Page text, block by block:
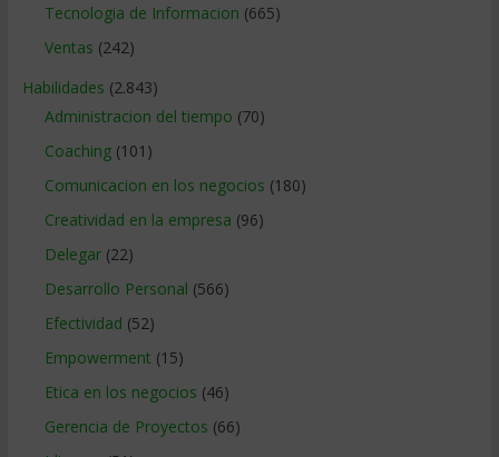
Tecnologia de Informacion (665)
Ventas (242)
Habilidades (2.843)
Administracion del tiempo (70)
Coaching(101)
Comunicacion en los negocios (180)
Creatividad en la empresa (96)
Delegar(22)
Desarrollo Personal (566)
Efectividad (52)
Empowerment (15)
Etica en los negocios (46)
Gerencia de Proyectos (66)